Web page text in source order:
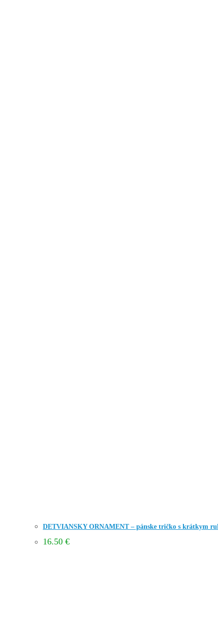
DETVIANSKY ORNAMENT – pánske tričko s krátkym
16.50 €